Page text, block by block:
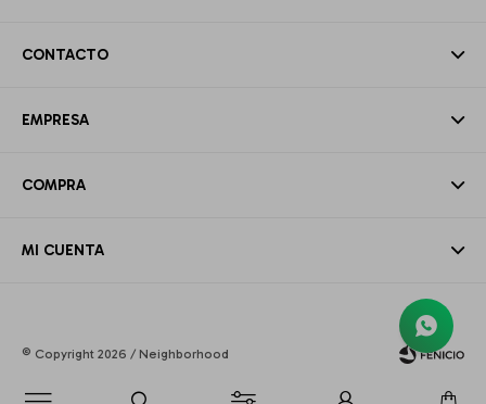
CONTACTO
EMPRESA
COMPRA
MI CUENTA
© Copyright 2026 / Neighborhood